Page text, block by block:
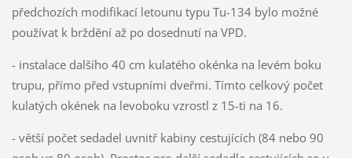
předchozích modifikací letounu typu Tu-134 bylo možné
používat k brždění až po dosednutí na VPD.
- instalace dalšího 40 cm kulatého okénka na levém boku
trupu, přímo před vstupními dveřmi. Tímto celkový počet
kulatých okének na levoboku vzrostl z 15-ti na 16.
- větší počet sedadel uvnitř kabiny cestujících (84 nebo 90